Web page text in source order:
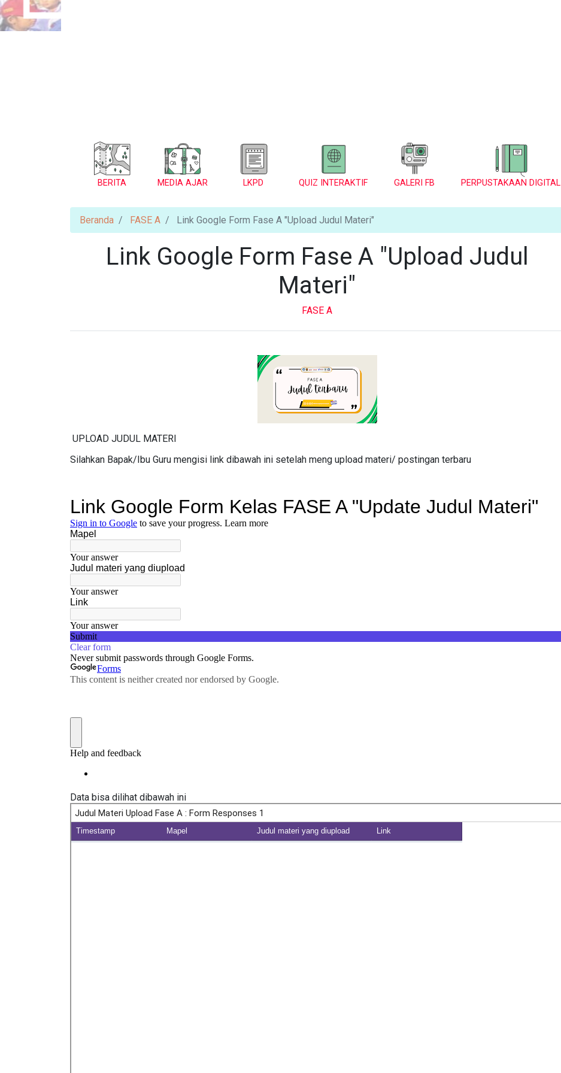
BERITA MEDIA AJAR LKPD QUIZ INTERAKTIF GALERI FB PERPUSTAKAAN DIGITAL
Beranda FASE A Link Google Form Fase A "Upload Judul Materi"
Link Google Form Fase A "Upload Judul
Materi"
FASE A
UPLOAD JUDUL MATERI
Silahkan Bapak/Ibu Guru mengisi link dibawah ini setelah meng upload materi/ postingan terbaru
Data bisa dilihat dibawah ini